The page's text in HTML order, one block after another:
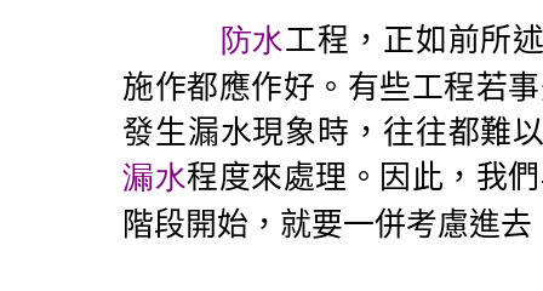
防水工程，正如前所
施作都應作好。有些工程若
發生漏水現象時，往往都難
漏水程度來處理。因此，我
階段開始，就要一併考慮進